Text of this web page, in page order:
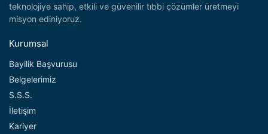
teknolojiye sahip, etkili ve güvenilir tıbbi çözümler üretmeyi
misyon ediniyoruz.
Kurumsal
Bayilik Başvurusu
Belgelerimiz
S.S.S.
İletişim
Kariyer